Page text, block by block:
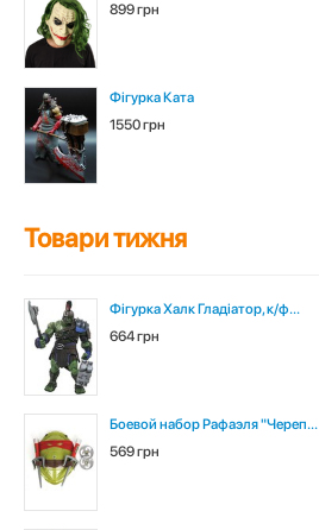
899 грн
Фігурка Ката
1550 грн
Товари тижня
Фігурка Халк Гладіатор, к/ф...
664 грн
Боевой набор Рафаэля "Череп...
569 грн